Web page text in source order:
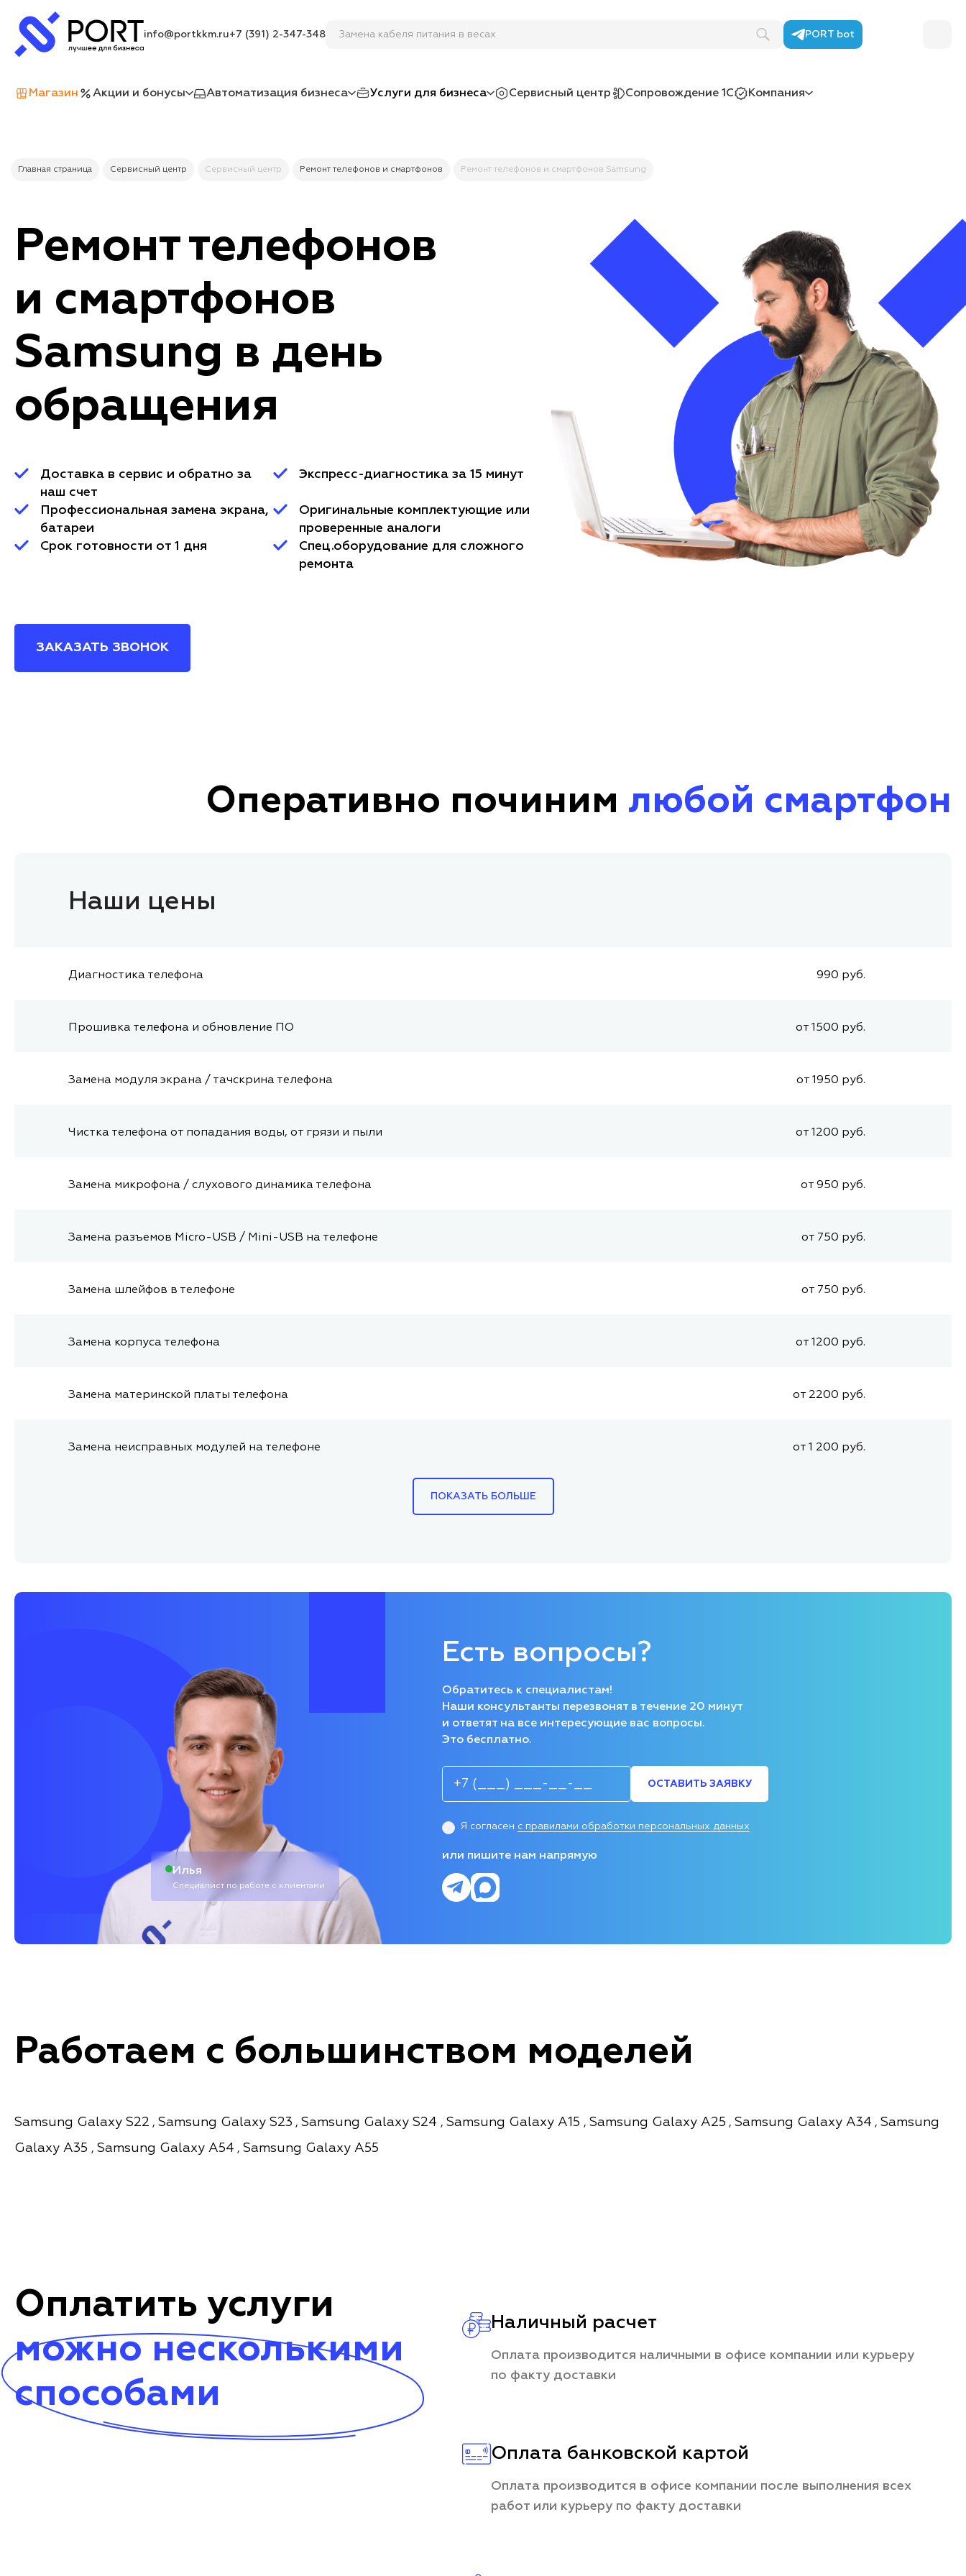
info@portkkm.ru+7 (391) 2-347-348 Замена кабеля PORT bot
Магазин Акции и бонусы Автоматизация бизнеса Услуги для бизнеса Сервисный центр Сопровождение 1С Компания
Главная страница Сервисный центр Сервисный центр Ремонт телефонов и смартфонов Ремонт телефонов и смартфонов Samsung
Ремонт телефонов
и смартфонов
Samsung в день
обращения
Доставка в сервис и обратно за
наш счет
Экспресс-диагностика за 15 минут
Профессиональная замена экрана,
батареи
Оригинальные комплектующие или
проверенные аналоги
Срок готовности от 1 дня
Спец.оборудование для сложного
ремонта
ЗАКАЗАТЬ ЗВОНОК
Оперативно починим любой смартфон
Наши цены
Диагностика телефона 990 руб.
Прошивка телефона и обновление ПО от 1500 руб.
Замена модуля экрана / тачскрина телефона от 1950 руб.
Чистка телефона от попадания воды, от грязи и пыли от 1200 руб.
Замена микрофона / слухового динамика телефона от 950 руб.
Замена разъемов Micro-USB / Mini-USB на телефоне от 750 руб.
Замена шлейфов в телефоне от 750 руб.
Замена корпуса телефона от 1200 руб.
Замена материнской платы телефона от 2200 руб.
Замена неисправных модулей на телефоне от 1 200 руб.
ПОКАЗАТЬ БОЛЬШЕ
Илья
Специалист по работе с клиентами
Есть вопросы?
Обратитесь к специалистам!
Наши консультанты перезвонят в течение 20 минут
и ответят на все интересующие вас вопросы.
Это бесплатно.
ОСТАВИТЬ ЗАЯВКУ
Я согласен с правилами обработки персональных данных
или пишите нам напрямую
Работаем с большинством моделей
Samsung Galaxy S22 , Samsung Galaxy S23 , Samsung Galaxy S24 , Samsung Galaxy A15 , Samsung Galaxy A25 , Samsung Galaxy A34 , Samsung
Galaxy A35 , Samsung Galaxy A54 , Samsung Galaxy A55
Оплатить услуги
можно несколькими
способами
Наличный расчет
Оплата производится наличными в офисе компании или курьеру
по факту доставки
Оплата банковской картой
Оплата производится в офисе компании после выполнения всех
работ или курьеру по факту доставки